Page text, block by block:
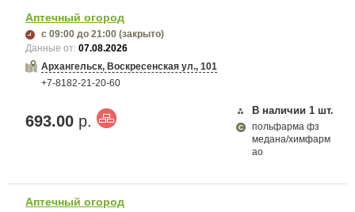
Аптечный огород
с 09:00 до 21:00 (закрыто)
Данные от:07.08.2026
Архангельск, Воскресенская ул., 101
+7-8182-21-20-60
693.00 р.
В наличии 1 шт.
польфарма фз
медана/химфарм
ао
Аптечный огород